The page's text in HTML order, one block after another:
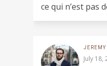
ce qui n’est pas
JEREMY
July 18,